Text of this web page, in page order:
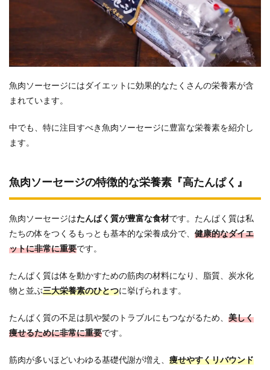
魚肉ソーセージにはダイエットに効果的なたくさんの栄養素が含
まれています。
中でも、特に注目すべき魚肉ソーセージに豊富な栄養素を紹介し
ます。
魚肉ソーセージの特徴的な栄養素『高たんぱく』
魚肉ソーセージはたんぱく質が豊富な食材です。たんぱく質は私
たちの体をつくるもっとも基本的な栄養成分で、 健康的なダイエ
ットに非常に重要です。
たんぱく質は体を動かすための筋肉の材料になり、脂質、炭水化
物と並ぶ三大栄養素のひとつに挙げられます。
たんぱく質の不足は肌や髪のトラブルにもつながるため、 美しく
痩せるために非常に重要です。
筋肉が多いほどいわゆる基礎代謝が増え、 痩せやすくリバウンド